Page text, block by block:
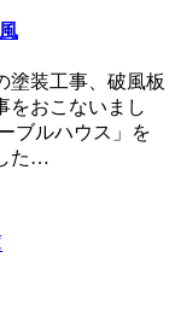
塗装工事、破風板
をおこないまし
ブルハウス」を
た…